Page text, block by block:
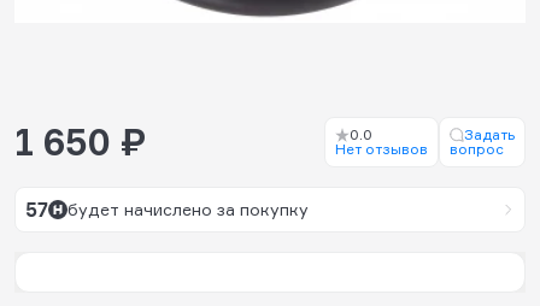
1 650 ₽
0.0
Нет отзывов
Задать
вопрос
57 будет начислено за покупку